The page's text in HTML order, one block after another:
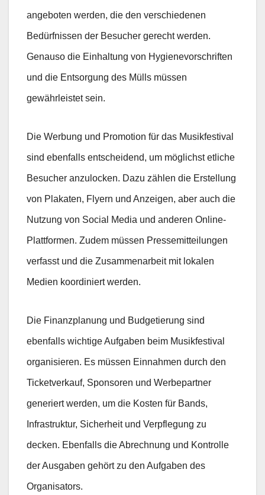
angeboten werden, die den verschiedenen
Bedürfnissen der Besucher gerecht werden.
Genauso die Einhaltung von Hygienevorschriften
und die Entsorgung des Mülls müssen
gewährleistet sein.
Die Werbung und Promotion für das Musikfestival
sind ebenfalls entscheidend, um möglichst etliche
Besucher anzulocken. Dazu zählen die Erstellung
von Plakaten, Flyern und Anzeigen, aber auch die
Nutzung von Social Media und anderen Online-
Plattformen. Zudem müssen Pressemitteilungen
verfasst und die Zusammenarbeit mit lokalen
Medien koordiniert werden.
Die Finanzplanung und Budgetierung sind
ebenfalls wichtige Aufgaben beim Musikfestival
organisieren. Es müssen Einnahmen durch den
Ticketverkauf, Sponsoren und Werbepartner
generiert werden, um die Kosten für Bands,
Infrastruktur, Sicherheit und Verpflegung zu
decken. Ebenfalls die Abrechnung und Kontrolle
der Ausgaben gehört zu den Aufgaben des
Organisators.